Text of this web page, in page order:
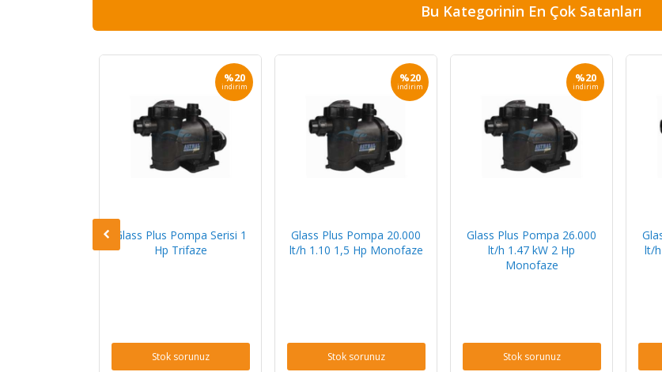
Bu Kategorinin En Çok Satanları
%20
indirim
Glass Plus Pompa Serisi 1
Hp Trifaze
Stok sorunuz
%20
indirim
Glass Plus Pompa 20.000
lt/h 1.10 1,5 Hp Monofaze
Stok sorunuz
%20
indirim
Glass Plus Pompa 26.000
lt/h 1.47 kW 2 Hp
Monofaze
Stok sorunuz
lt/